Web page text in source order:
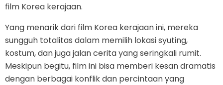
film Korea kerajaan.
Yang menarik dari film Korea kerajaan ini, mereka
sungguh totalitas dalam memilih lokasi syuting,
kostum, dan juga jalan cerita yang seringkali rumit.
Meskipun begitu, film ini bisa memberi kesan dramatis
dengan berbagai konflik dan percintaan yang